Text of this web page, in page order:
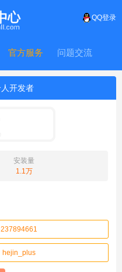
QQ登录
官方服务 问题交流
安装量
1.1万
237894661
hejin_plus